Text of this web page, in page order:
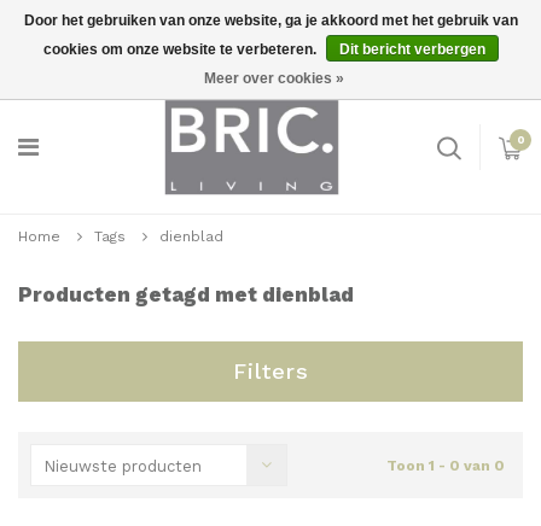
Inloggen
0
Home Tags dienblad
Producten getagd met dienblad
Filters
Nieuwste producten Toon 1 - 0 van 0
Door het gebruiken van onze website, ga je akkoord met het gebruik van
cookies om onze website te verbeteren.
Dit bericht verbergen
Meer over cookies »